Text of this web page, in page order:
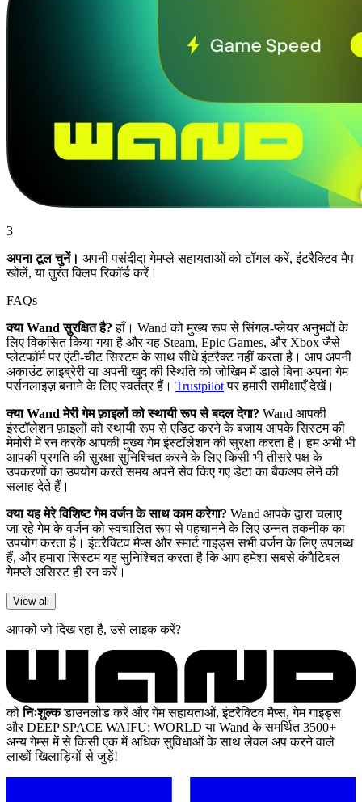
3
अपना टूल चुनें। अपनी पसंदीदा गेमप्ले सहायताओं को टॉगल करें, इंटरैक्टिव मैप
खोलें, या तुरंत क्लिप रिकॉर्ड करें।
FAQs
क्या Wand सुरक्षित है? हाँ। Wand को मुख्य रूप से सिंगल-प्लेयर अनुभवों के
लिए विकसित किया गया है और यह Steam, Epic Games, और Xbox जैसे
प्लेटफॉर्म पर एंटी-चीट सिस्टम के साथ सीधे इंटरैक्ट नहीं करता है। आप अपनी
अकाउंट लाइब्रेरी या अपनी खुद की स्थिति को जोखिम में डाले बिना अपना गेम
पर्सनलाइज़ बनाने के लिए स्वतंत्र हैं। Trustpilotपर हमारी समीक्षाएँ देखें।
क्या Wand मेरी गेम फ़ाइलों को स्थायी रूप से बदल देगा? Wand आपकी
इंस्टॉलेशन फ़ाइलों को स्थायी रूप से एडिट करने के बजाय आपके सिस्टम की
मेमोरी में रन करके आपकी मुख्य गेम इंस्टॉलेशन की सुरक्षा करता है। हम अभी भी
आपकी प्रगति की सुरक्षा सुनिश्चित करने के लिए किसी भी तीसरे पक्ष के
उपकरणों का उपयोग करते समय अपने सेव किए गए डेटा का बैकअप लेने की
सलाह देते हैं।
क्या यह मेरे विशिष्ट गेम वर्जन के साथ काम करेगा? Wand आपके द्वारा चलाए
जा रहे गेम के वर्जन को स्वचालित रूप से पहचानने के लिए उन्नत तकनीक का
उपयोग करता है। इंटरैक्टिव मैप्स और स्मार्ट गाइड्स सभी वर्जन के लिए उपलब्ध
हैं, और हमारा सिस्टम यह सुनिश्चित करता है कि आप हमेशा सबसे कंपैटिबल
गेमप्ले असिस्ट ही रन करें।
View all
आपको जो दिख रहा है, उसे लाइक करें?
कोनिःशुल्कडाउनलोड करें और गेम सहायताओं, इंटरैक्टिव मैप्स, गेम गाइड्स
और DEEP SPACE WAIFU: WORLD या Wand के समर्थित 3500+
अन्य गेम्स में से किसी एक में अधिक सुविधाओं के साथ लेवल अप करने वाले
लाखों खिलाड़ियों से जुड़ें!